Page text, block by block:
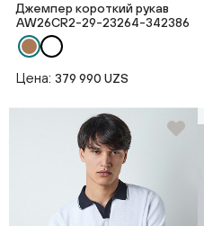
Джемпер короткий рукав
AW26CR2-29-23264-342386
Цена: 379 990 UZS